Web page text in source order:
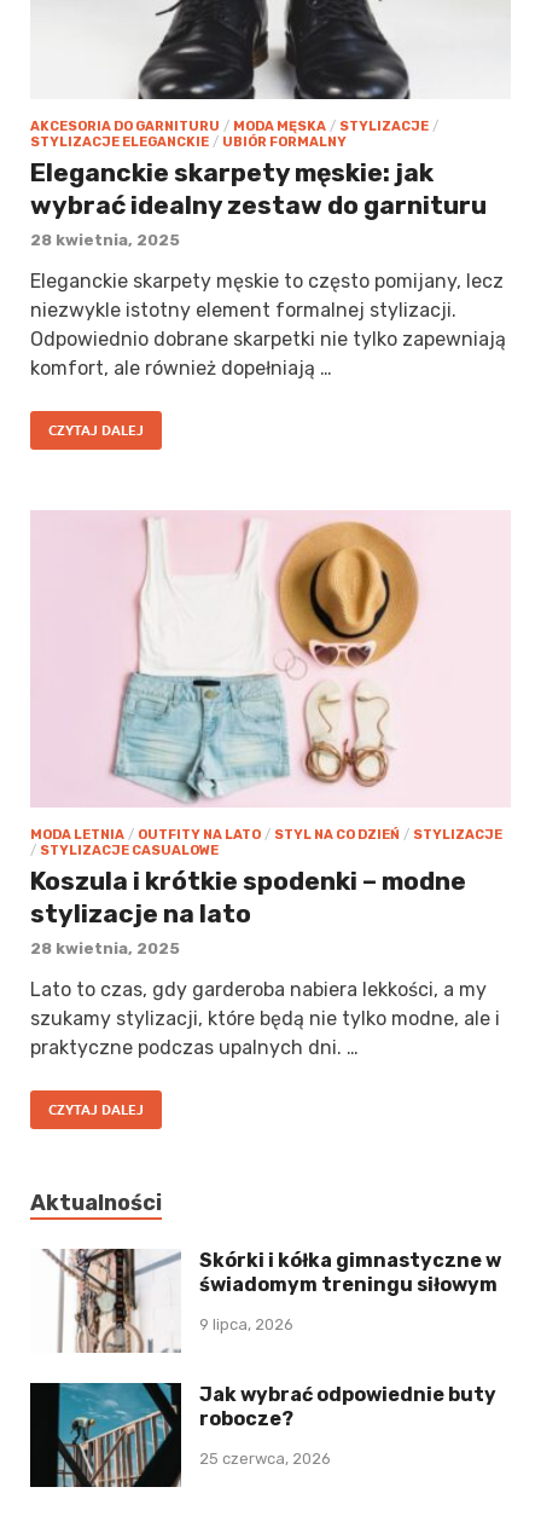
AKCESORIA DO GARNITURU / MODA MĘSKA / STYLIZACJE /
STYLIZACJE ELEGANCKIE / UBIÓR FORMALNY
Eleganckie skarpety męskie: jak
wybrać idealny zestaw do garnituru
28 kwietnia, 2025
Eleganckie skarpety męskie to często pomijany, lecz
niezwykle istotny element formalnej stylizacji.
Odpowiednio dobrane skarpetki nie tylko zapewniają
komfort, ale również dopełniają …
CZYTAJ DALEJ
MODA LETNIA / OUTFITY NA LATO / STYL NA CO DZIEŃ / STYLIZACJE
/ STYLIZACJE CASUALOWE
Koszula i krótkie spodenki – modne
stylizacje na lato
28 kwietnia, 2025
Lato to czas, gdy garderoba nabiera lekkości, a my
szukamy stylizacji, które będą nie tylko modne, ale i
praktyczne podczas upalnych dni. …
CZYTAJ DALEJ
Aktualności
Skórki i kółka gimnastyczne w
świadomym treningu siłowym
9 lipca, 2026
Jak wybrać odpowiednie buty
robocze?
25 czerwca, 2026